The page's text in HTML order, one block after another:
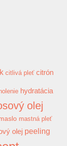
citlivá pleť citrón
holenie hydratácia
olej
mastná pleť
olej peeling